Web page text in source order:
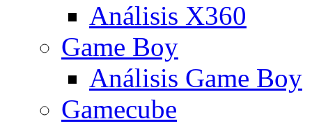
Análisis X360
Game Boy
Análisis Game Boy
Gamecube